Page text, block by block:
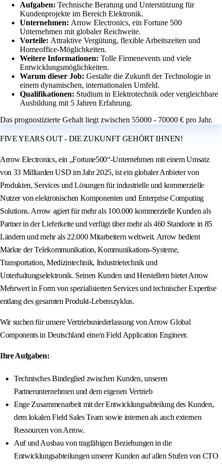
Aufgaben: Technische Beratung und Unterstützung für
Kundenprojekte im Bereich Elektronik.
Unternehmen: Arrow Electronics, ein Fortune 500
Unternehmen mit globaler Reichweite.
Vorteile: Attraktive Vergütung, flexible Arbeitszeiten und
Homeoffice-Möglichkeiten.
Weitere Informationen: Tolle Firmenevents und viele
Entwicklungsmöglichkeiten.
Warum dieser Job: Gestalte die Zukunft der Technologie in
einem dynamischen, internationalen Umfeld.
Qualifikationen: Studium in Elektrotechnik oder vergleichbare
Ausbildung mit 5 Jahren Erfahrung.
Das prognostizierte Gehalt liegt zwischen 55000 - 70000 € pro Jahr.
FIVE YEARS OUT - DIE ZUKUNFT GEHÖRT IHNEN!
Arrow Electronics, ein „Fortune500“-Unternehmen mit einem Umsatz
von 33 Milliarden USD im Jahr 2025, ist ein globaler Anbieter von
Produkten, Services und Lösungen für industrielle und kommerzielle
Nutzer von elektronischen Komponenten und Enterprise Computing
Solutions. Arrow agiert für mehr als 100.000 kommerzielle Kunden als
Partner in der Lieferkette und verfügt über mehr als 460 Standorte in 85
Ländern und mehr als 22.000 Mitarbeitern weltweit. Arrow bedient
Märkte der Telekommunikation, Kommunikations-Systeme,
Transportation, Medizintechnik, Industrietechnik und
Unterhaltungselektronik. Seinen Kunden und Herstellern bietet Arrow
Mehrwert in Form von spezialisierten Services und technischer Expertise
entlang des gesamten Produkt-Lebenszyklus.
Wir suchen für unsere Vertriebsniederlassung von Arrow Global
Components in Deutschland eine/n Field Application Engineer.
Ihre Aufgaben:
Technisches Bindeglied zwischen Kunden, unseren
Partnerunternehmen und dem eigenen Vertrieb
Enge Zusammenarbeit mit der Entwicklungsabteilung des Kunden,
dem lokalen Field Sales Team sowie internen als auch externen
Ressourcen von Arrow.
Auf und Ausbau von tragfähigen Beziehungen in die
Entwicklungsabteilungen unserer Kunden auf allen Stufen von CTO